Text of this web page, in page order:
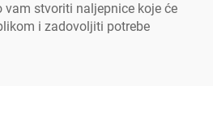
vam stvoriti naljepnice koje će
i zadovoljiti potrebe